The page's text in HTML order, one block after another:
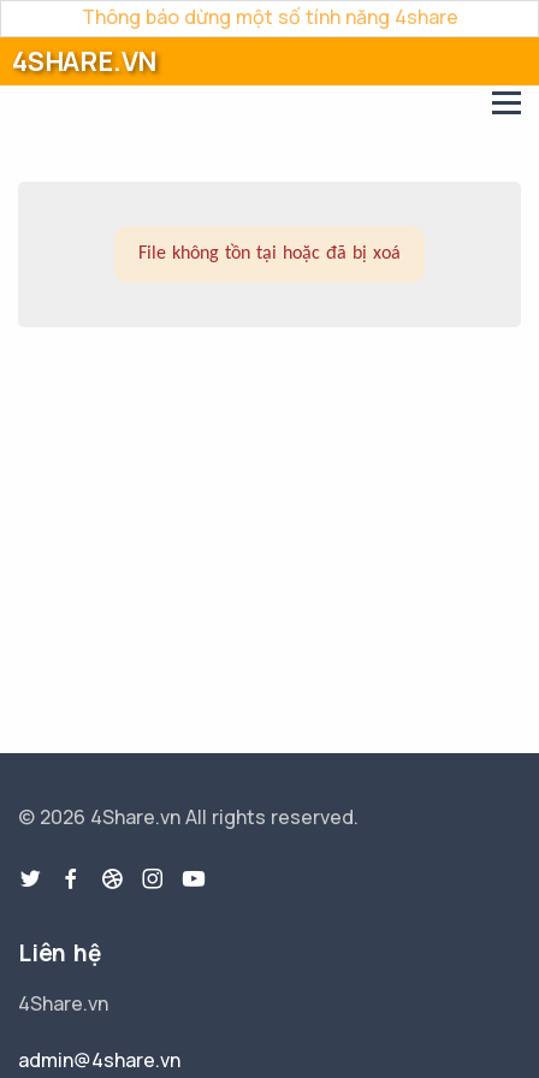
Thông báo dừng một số tính năng 4share
4SHARE.VN
File không tồn tại hoặc đã bị xoá
© 2026 4Share.vnAll rights reserved.
Liên hệ
4Share.vn
admin@4share.vn